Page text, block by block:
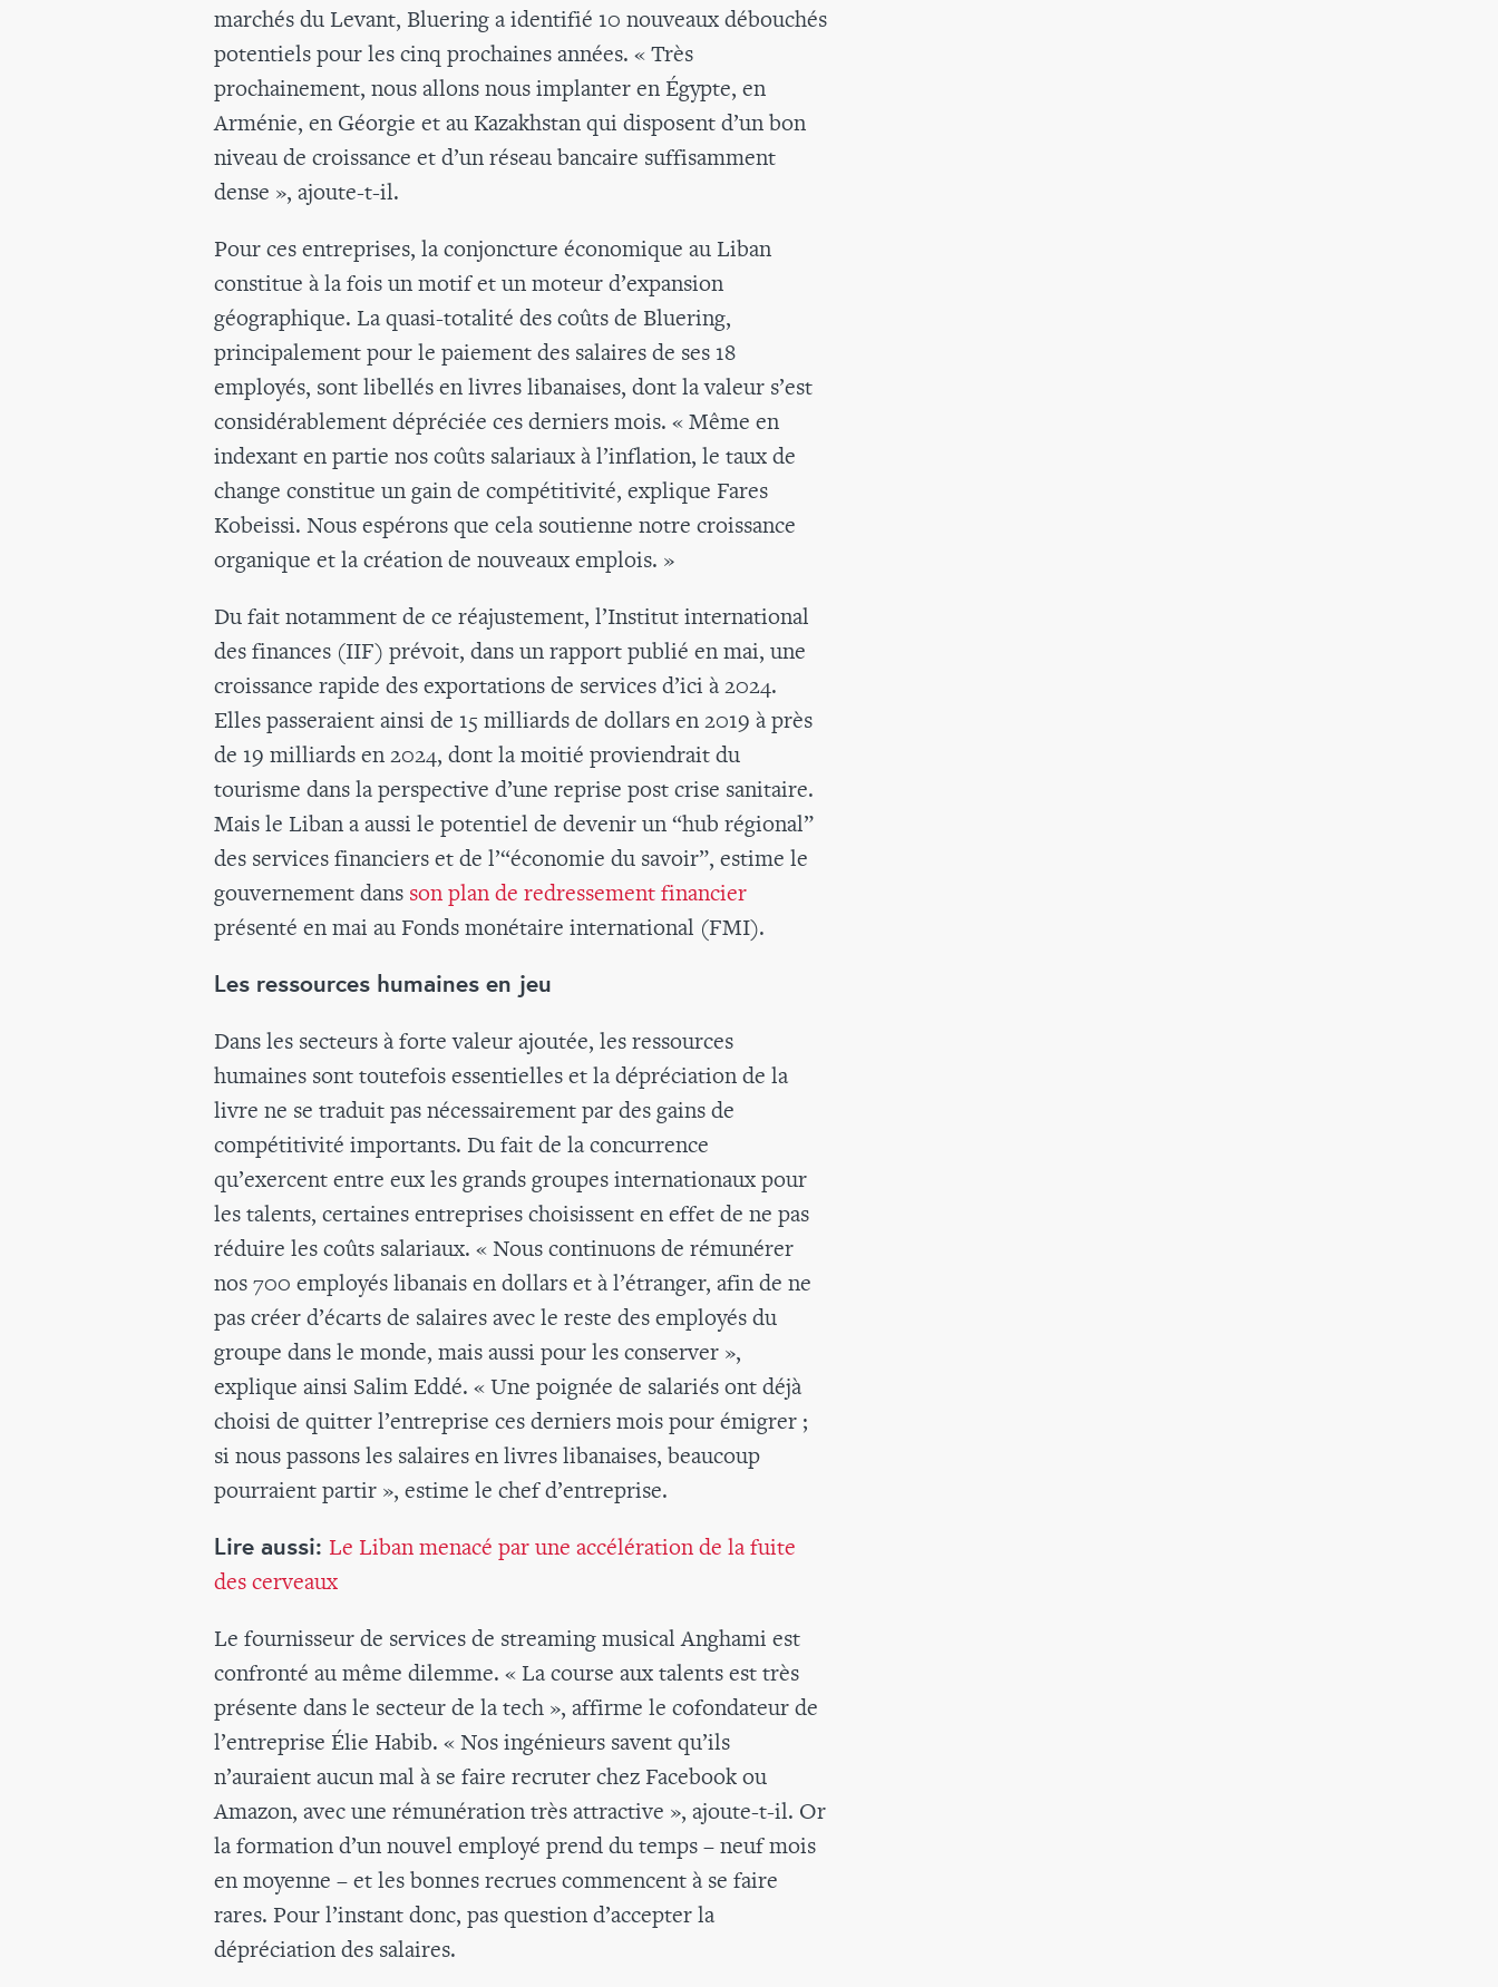
marchés du Levant, Bluering a identifié 10 nouveaux débouchés
potentiels pour les cinq prochaines années. « Très
prochainement, nous allons nous implanter en Égypte, en
Arménie, en Géorgie et au Kazakhstan qui disposent d’un bon
niveau de croissance et d’un réseau bancaire suffisamment
dense », ajoute-t-il.
Pour ces entreprises, la conjoncture économique au Liban
constitue à la fois un motif et un moteur d’expansion
géographique. La quasi-totalité des coûts de Bluering,
principalement pour le paiement des salaires de ses 18
employés, sont libellés en livres libanaises, dont la valeur s’est
considérablement dépréciée ces derniers mois. « Même en
indexant en partie nos coûts salariaux à l’inflation, le taux de
change constitue un gain de compétitivité, explique Fares
Kobeissi. Nous espérons que cela soutienne notre croissance
organique et la création de nouveaux emplois. »
Du fait notamment de ce réajustement, l’Institut international
des finances (IIF) prévoit, dans un rapport publié en mai, une
croissance rapide des exportations de services d’ici à 2024.
Elles passeraient ainsi de 15 milliards de dollars en 2019 à près
de 19 milliards en 2024, dont la moitié proviendrait du
tourisme dans la perspective d’une reprise post crise sanitaire.
Mais le Liban a aussi le potentiel de devenir un “hub régional”
des services financiers et de l’“économie du savoir”, estime le
gouvernement dans son plan de redressement financier
présenté en mai au Fonds monétaire international (FMI).
Les ressources humaines en jeu
Dans les secteurs à forte valeur ajoutée, les ressources
humaines sont toutefois essentielles et la dépréciation de la
livre ne se traduit pas nécessairement par des gains de
compétitivité importants. Du fait de la concurrence
qu’exercent entre eux les grands groupes internationaux pour
les talents, certaines entreprises choisissent en effet de ne pas
réduire les coûts salariaux. « Nous continuons de rémunérer
nos 700 employés libanais en dollars et à l’étranger, afin de ne
pas créer d’écarts de salaires avec le reste des employés du
groupe dans le monde, mais aussi pour les conserver »,
explique ainsi Salim Eddé. « Une poignée de salariés ont déjà
choisi de quitter l’entreprise ces derniers mois pour émigrer ;
si nous passons les salaires en livres libanaises, beaucoup
pourraient partir », estime le chef d’entreprise.
Lire aussi: Le Liban menacé par une accélération de la fuite
des cerveaux
Le fournisseur de services de streaming musical Anghami est
confronté au même dilemme. « La course aux talents est très
présente dans le secteur de la tech », affirme le cofondateur de
l’entreprise Élie Habib. « Nos ingénieurs savent qu’ils
n’auraient aucun mal à se faire recruter chez Facebook ou
Amazon, avec une rémunération très attractive », ajoute-t-il. Or
la formation d’un nouvel employé prend du temps – neuf mois
en moyenne – et les bonnes recrues commencent à se faire
rares. Pour l’instant donc, pas question d’accepter la
dépréciation des salaires.